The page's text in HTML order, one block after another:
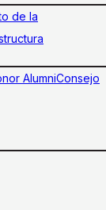
de la
AlumniConsejo